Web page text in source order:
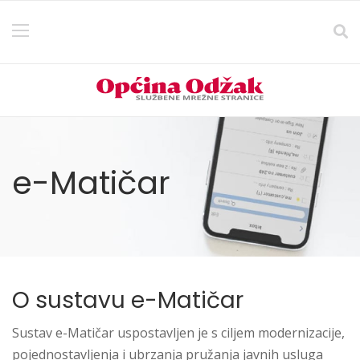
e-Matičar
O sustavu e-Matičar
Sustav e-Matičar uspostavljen je s ciljem modernizacije,
pojednostavljenja i ubrzanja pružanja javnih usluga